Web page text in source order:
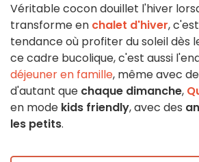
Véritable cocon douillet l'hiver
transforme en chalet d'hiver,
tendance où profiter du soleil dès
ce cadre bucolique, c'est aussi
déjeuner en famille, même avec
d'autant que chaque dimanche,
en mode kids friendly, avec des
les petits.